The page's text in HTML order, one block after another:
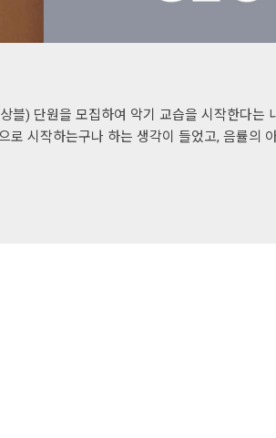
블) 단원을 모집하여 악기 교습을 시작한다는
로 시작하는구나 하는 생각이 들었고, 음률의